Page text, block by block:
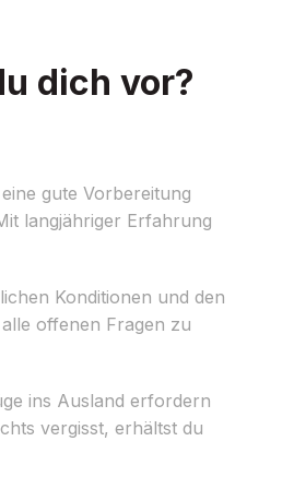
dich vor?
gute Vorbereitung
langjähriger Erfahrung
Konditionen und den
offenen Fragen zu
ins Ausland erfordern
vergisst, erhältst du